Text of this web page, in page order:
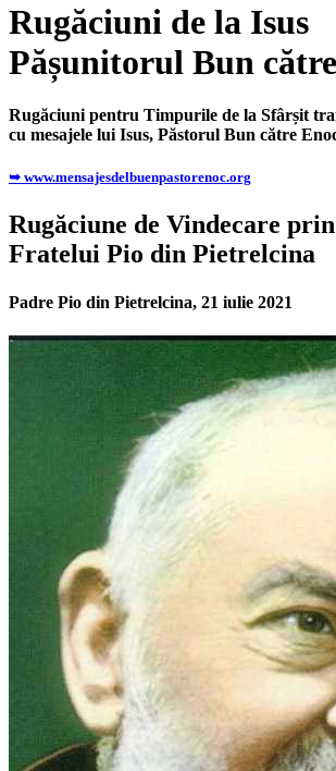
Rugăciuni de la Isus
Pășunitorul Bun
Rugăciuni pentru Timpurile de la Sfârșit
cu mesajele lui Isus, Păstorul Bun către
➥ www.mensajesdelbuenpastorenoc.org
Rugăciune de Vindecare
Fratelui Pio din Pietrelcina
Padre Pio din Pietrelcina, 21 iulie 2021